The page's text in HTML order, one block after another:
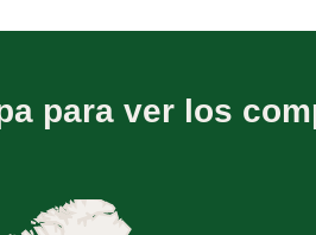
para ver los